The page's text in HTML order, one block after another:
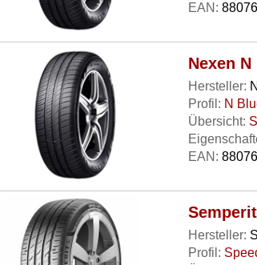
EAN:
Nexen N
Hersteller:
Profil: N
Übersicht:
EAN:
Hersteller:
Profil: